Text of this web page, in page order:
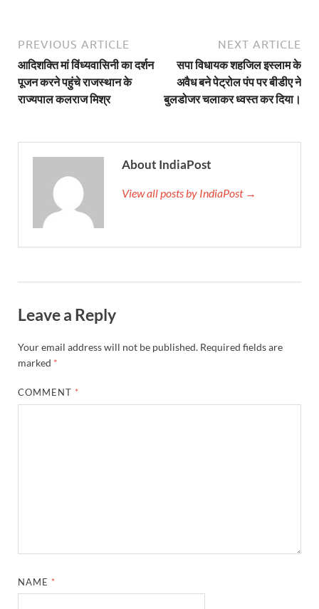
Railway Appointment Update: राजेश कुमार पांडे ने
Shri Krishna Jaman bhumi: श्रीकृष्ण जन्मभूमि के
आईएसबीटी-मसूरी डायवर्जन कॉरिडोर का स्थलीय निरीक्षण
Job Scheme For Youth: धामी सरकार ने प्रति माह
Budget 2026: वित्त मंत्री निर्मला सीतारमण पेश कर रही
PREVIOUS ARTICLE
आदिशक्ति मां विंध्यवासिनी का दर्शन
पूजन करने पहुंचे राजस्थान के
राज्यपाल कलराज मिश्र
NEXT ARTICLE
सपा विधायक शहजिल इस्लाम के
अवैध बने पेट्रोल पंप पर बीडीए ने
बुलडोजर चलाकर ध्वस्त कर दिया।
About IndiaPost
View all posts by IndiaPost →
Leave a Reply
Your email address will not be published. Required fields are
marked *
COMMENT *
NAME *